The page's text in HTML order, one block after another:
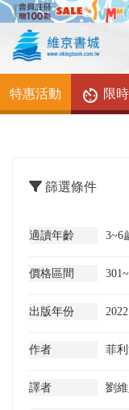
特惠活動 限
篩選條件
適讀年齡 3~6
價格區間
出版年份 2022
作者 菲
譯者 劉維